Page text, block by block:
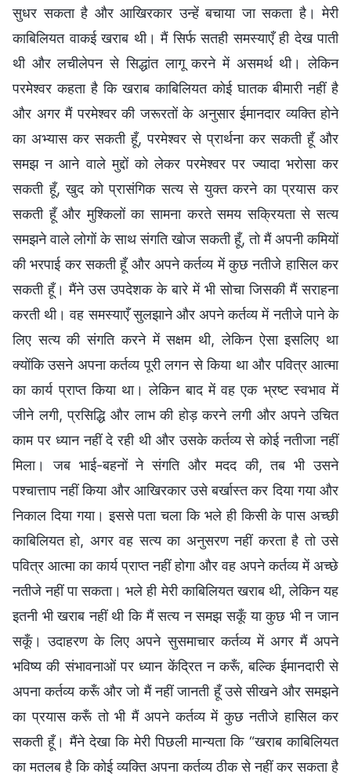
सुधर सकता है और आखिरकार उन्हें बचाया जा सकता है। मेरी
काबिलियत वाकई खराब थी। मैं सिर्फ सतही समस्याएँ ही देख पाती
थी और लचीलेपन से सिद्धांत लागू करने में असमर्थ थी। लेकिन
परमेश्वर कहता है कि खराब काबिलियत कोई घातक बीमारी नहीं है
और अगर मैं परमेश्वर की जरूरतों के अनुसार ईमानदार व्यक्ति होने
का अभ्यास कर सकती हूँ, परमेश्वर से प्रार्थना कर सकती हूँ और
समझ न आने वाले मुद्दों को लेकर परमेश्वर पर ज्यादा भरोसा कर
सकती हूँ, खुद को प्रासंगिक सत्य से युक्त करने का प्रयास कर
सकती हूँ और मुश्किलों का सामना करते समय सक्रियता से सत्य
समझने वाले लोगों के साथ संगति खोज सकती हूँ, तो मैं अपनी कमियों
की भरपाई कर सकती हूँ और अपने कर्तव्य में कुछ नतीजे हासिल कर
सकती हूँ। मैंने उस उपदेशक के बारे में भी सोचा जिसकी मैं सराहना
करती थी। वह समस्याएँ सुलझाने और अपने कर्तव्य में नतीजे पाने के
लिए सत्य की संगति करने में सक्षम थी, लेकिन ऐसा इसलिए था
क्योंकि उसने अपना कर्तव्य पूरी लगन से किया था और पवित्र आत्मा
का कार्य प्राप्त किया था। लेकिन बाद में वह एक भ्रष्ट स्वभाव में
जीने लगी, प्रसिद्धि और लाभ की होड़ करने लगी और अपने उचित
काम पर ध्यान नहीं दे रही थी और उसके कर्तव्य से कोई नतीजा नहीं
मिला। जब भाई-बहनों ने संगति और मदद की, तब भी उसने
पश्चात्ताप नहीं किया और आखिरकार उसे बर्खास्त कर दिया गया और
निकाल दिया गया। इससे पता चला कि भले ही किसी के पास अच्छी
काबिलियत हो, अगर वह सत्य का अनुसरण नहीं करता है तो उसे
पवित्र आत्मा का कार्य प्राप्त नहीं होगा और वह अपने कर्तव्य में अच्छे
नतीजे नहीं पा सकता। भले ही मेरी काबिलियत खराब थी, लेकिन यह
इतनी भी खराब नहीं थी कि मैं सत्य न समझ सकूँ या कुछ भी न जान
सकूँ। उदाहरण के लिए अपने सुसमाचार कर्तव्य में अगर मैं अपने
भविष्य की संभावनाओं पर ध्यान केंद्रित न करूँ, बल्कि ईमानदारी से
अपना कर्तव्य करूँ और जो मैं नहीं जानती हूँ उसे सीखने और समझने
का प्रयास करूँ तो भी मैं अपने कर्तव्य में कुछ नतीजे हासिल कर
सकती हूँ। मैंने देखा कि मेरी पिछली मान्यता कि “खराब काबिलियत
का मतलब है कि कोई व्यक्ति अपना कर्तव्य ठीक से नहीं कर सकता है